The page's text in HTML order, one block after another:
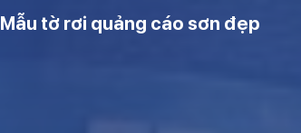
Mẫu tờ rơi quảng cáo sơn đẹp